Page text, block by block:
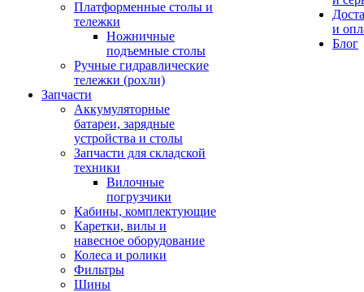
Платформенные столы и
тележки
Ножничные
подъемные столы
Ручные гидравлические
тележки (рохли)
Запчасти
Аккумуляторные
батареи, зарядные
устройства и столы
Запчасти для складской
техники
Вилочные
погрузчики
Кабины, комплектующие
Каретки, вилы и
навесное оборудование
Колеса и ролики
Фильтры
Шины
и
Блог